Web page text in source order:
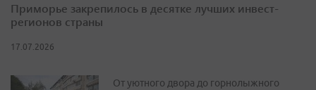
Приморье закрепилось в десятке лучших инвест-
регионов страны
17.07.2026
От уютного двора до горнолыжного